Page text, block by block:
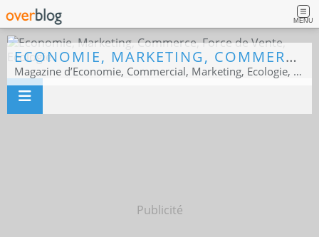
MENU
ECONOMIE, MARKETING, COMMERCE, FORCE DE VENTE, ECOLOGIE
Magazine d’Economie, Commercial, Marketing, Ecologie, Sport business
Publicité